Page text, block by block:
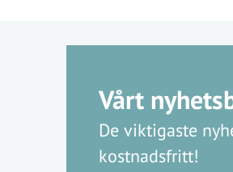
Vårt
De viktigaste
kostnadsfritt!